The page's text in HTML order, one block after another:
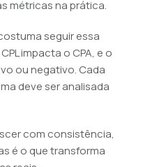
métricas na prática.
seguir essa
impacta o CPA, e o
ou negativo. Cada
deve ser analisada
com consistência,
é o que transforma